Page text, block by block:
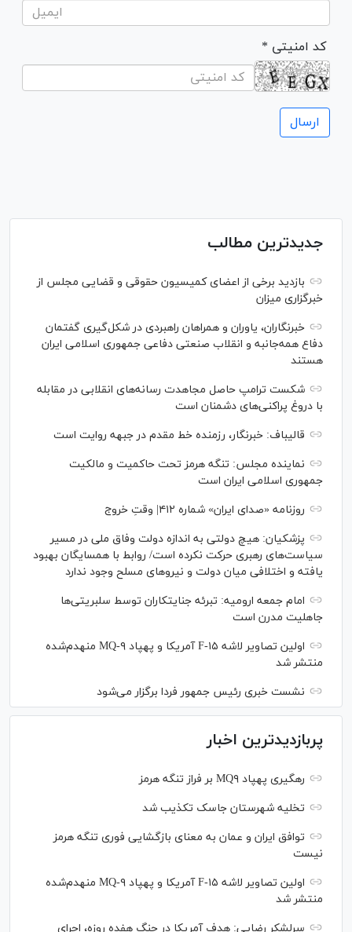
* کد امنیتی
جدیدترین مطالب
بازدید برخی از اعضای کمیسیون حقوقی و قضایی مجلس از
خبرگزاری میزان
خبرنگاران، یاوران و همراهان راهبردی در شکل‌گیری گفتمان
دفاع همه‌جانبه و انقلاب صنعتی دفاعی جمهوری اسلامی ایران
هستند
شکست ترامپ حاصل مجاهدت رسانه‌های انقلابی در مقابله
با دروغ پراکنی‌های دشمنان است
قالیباف: خبرنگار، رزمنده خط مقدم در جبهه روایت است
نماینده مجلس: تنگه هرمز تحت حاکمیت و مالکیت
جمهوری اسلامی ایران است
روزنامه «صدای ایران» شماره ۴۱۲| وقتِ خروج
پزشکیان: هیچ دولتی به اندازه دولت وفاق ملی در مسیر
سیاست‌های رهبری حرکت نکرده است/ روابط با همسایگان بهبود
یافته و اختلافی میان دولت و نیروهای مسلح وجود ندارد
امام جمعه ارومیه: تبرئه جنایتکاران توسط سلبریتی‌ها
جاهلیت مدرن است
اولین تصاویر لاشه F-۱۵ آمریکا و پهپاد MQ-۹ منهدم‌شده
منتشر شد
نشست خبری رئیس‌ جمهور فردا برگزار می‌شود
پربازدیدترین اخبار
رهگیری پهپاد MQ۹ بر فراز تنگه هرمز
تخلیه شهرستان جاسک تکذیب شد
توافق ایران و عمان به معنای بازگشایی فوری تنگه هرمز
نیست
اولین تصاویر لاشه F-۱۵ آمریکا و پهپاد MQ-۹ منهدم‌شده
منتشر شد
سرلشکر رضایی: هدف آمریکا در جنگ هفده روزه، اجرای